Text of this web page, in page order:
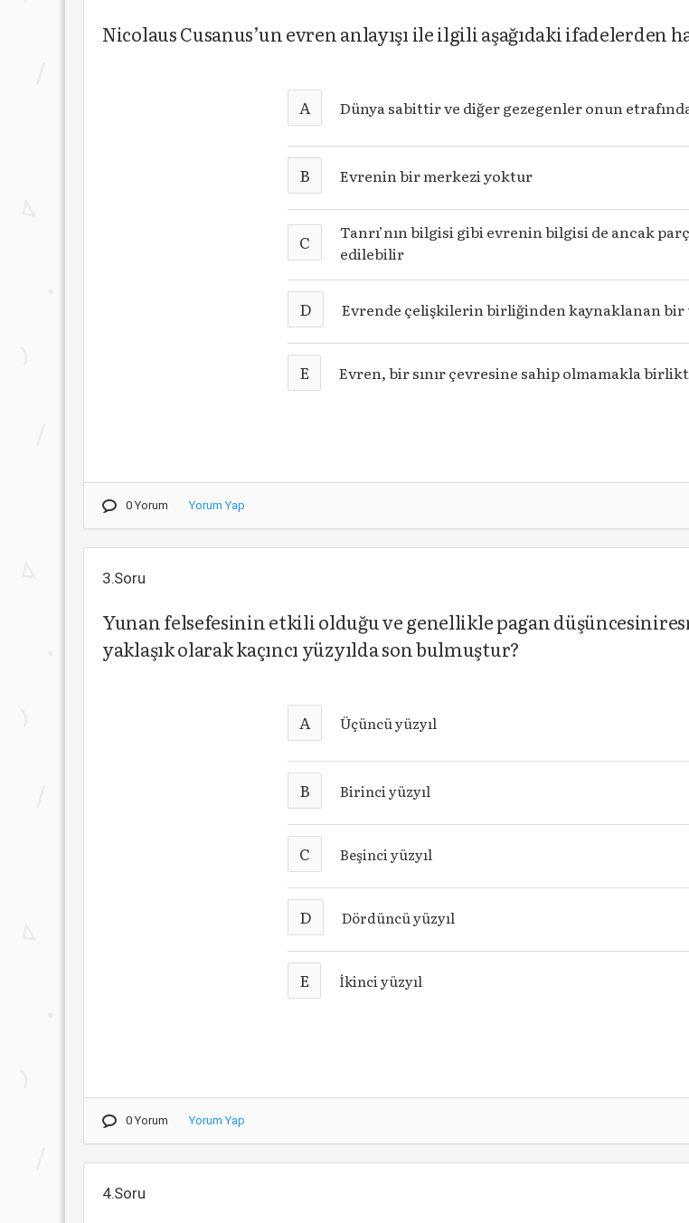
Nicolaus Cusanus’un evren anlayışı ile ilgili aşağıdaki ifadelerden
A Dünya sabittir ve diğer gezegenler onun
B Evrenin bir merkezi yoktur
C
Tanrı’nın bilgisi gibi evrenin bilgisi de ancak
edilebilir
D Evrende çelişkilerin birliğinden kaynaklanan bir
E Evren, bir sınır çevresine sahip olmamakla
0 Yorum Yorum Yap
3.Soru
Yunan felsefesinin etkili olduğu ve genellikle pagan
yaklaşık olarak kaçıncı yüzyılda son bulmuştur?
A Üçüncü yüzyıl
B Birinci yüzyıl
C Beşinci yüzyıl
D Dördüncü yüzyıl
E İkinci yüzyıl
0 Yorum Yorum Yap
4.Soru